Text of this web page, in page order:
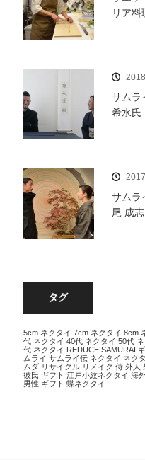
リア
サムラ
希水氏
サムラ
尾 成
タグ
5cm ネクタイ 7cm ネクタイ 8cm
代 ネクタイ 40代 ネクタイ 50代
代 ネクタイ REDUCE SAMURAI
ムライ サムライ伝 ネクタイ ネク
ムダ リサイクル リメイク 侍 外人
彼氏 ギフト 江戸小紋ネクタイ 海
男性 ギフト 蝶ネクタイ